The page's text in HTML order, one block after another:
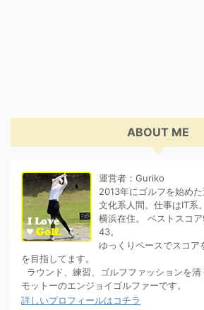
ABOUT ME
運営者：Guriko
2013年にゴルフを始め
文化系人間。仕事はIT系。
横浜在住。 ベストスコ
43。
ゆっくりペースでスコア
を目指してます。
ラウンド、練習、ゴルフファッションを
モットーのエンジョイゴルファーです。
詳しいプロフィールはコチラ